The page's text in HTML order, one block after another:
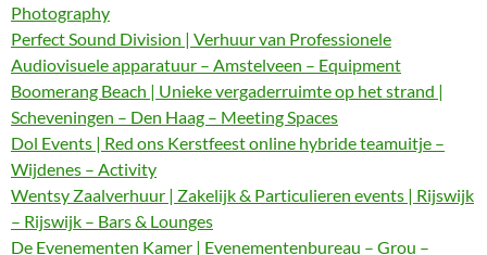
Photography
Perfect Sound Division | Verhuur van Professionele
Audiovisuele apparatuur – Amstelveen – Equipment
Boomerang Beach | Unieke vergaderruimte op het strand |
Scheveningen – Den Haag – Meeting Spaces
Dol Events | Red ons Kerstfeest online hybride teamuitje –
Wijdenes – Activity
Wentsy Zaalverhuur | Zakelijk & Particulieren events | Rijswijk
– Rijswijk – Bars & Lounges
De Evenementen Kamer | Evenementenbureau – Grou –